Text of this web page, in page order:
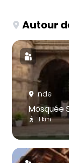
Autour
Inde
Mosquée
1.1 km